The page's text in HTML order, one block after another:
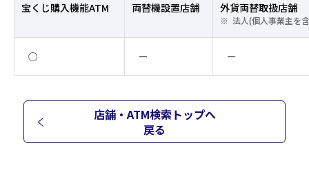
宝くじ購入機能ATM 両替機設置店舗 外貨両替取扱店舗
法人(個人事業主を
○ ー ー
店舗・ATM検索トップへ
戻る